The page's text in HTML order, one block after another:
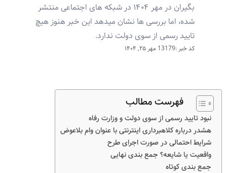
بگیران در مهر ۱۴۰۴ در شبکه های اجتماعی منتشر
شده، اما بررسی ها نشان میدهد این خبر هنوز هیچ
تایید رسمی از سوی دولت ندارد.
کد خبر :13179 مهر ۲۵, ۱۴۰۴
فهرست مطالب
نبود تایید رسمی از سوی دولت و وزارت رفاه
هشدر درباره کلاهبرداری اینترنتی با عنوان وام بلاعوض
شرایط احتمالی در صورت اجرای طرح
واقعیت یا شایعه؟ جمع بندی نهایی
جمع بندی کوتاه